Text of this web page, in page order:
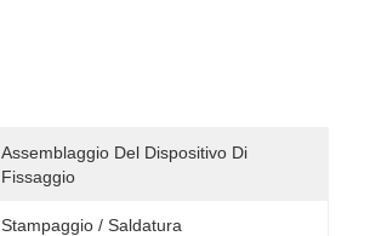
Assemblaggio Del Dispositivo Di
Fissaggio
Stampaggio / Saldatura